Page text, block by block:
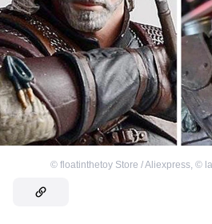
© floatinthetoy Store / Aliexpress, ©